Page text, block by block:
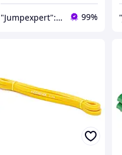
"Jumpexpert": Интернет-магазин товаров для активного отдыха и спорта! 99%